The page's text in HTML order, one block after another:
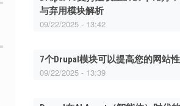
与弃用模块解析
09/22/2025 - 13:42
7个Drupal模块可以提高您的网站
09/22/2025 - 13:39